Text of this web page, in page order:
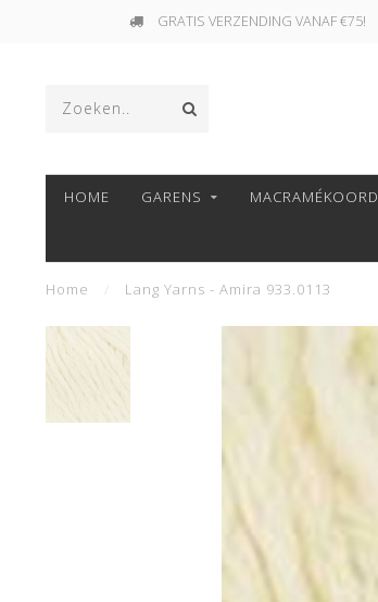
GRATIS VERZENDING VANAF €75!
HOME GARENS MACRAMÉKOORD
Home Lang Yarns - Amira 933.0113